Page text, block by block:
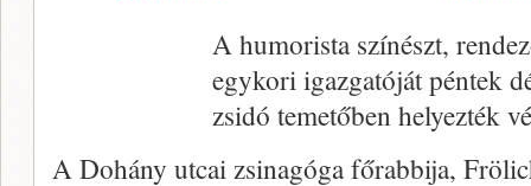
A humorista színészt,
egykori igazgatóját péntek
zsidó temetőben helyezték
A Dohány utcai zsinagóga főrabbija,